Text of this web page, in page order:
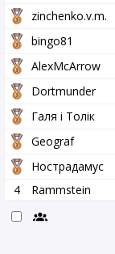
zinchenko.v.m.
bingo81
AlexMcArrow
Dortmunder
Галя і Толік
Geograf
Нострадамус
4
Rammstein